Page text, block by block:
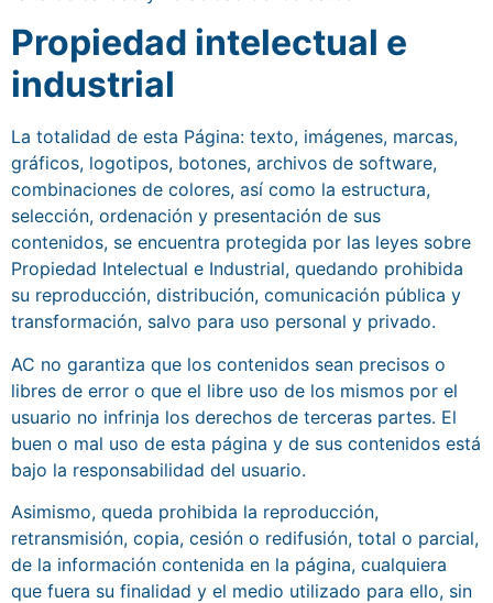
Propiedad intelectual e
industrial
La totalidad de esta Página: texto, imágenes, marcas,
gráficos, logotipos, botones, archivos de software,
combinaciones de colores, así como la estructura,
selección, ordenación y presentación de sus
contenidos, se encuentra protegida por las leyes sobre
Propiedad Intelectual e Industrial, quedando prohibida
su reproducción, distribución, comunicación pública y
transformación, salvo para uso personal y privado.
AC no garantiza que los contenidos sean precisos o
libres de error o que el libre uso de los mismos por el
usuario no infrinja los derechos de terceras partes. El
buen o mal uso de esta página y de sus contenidos está
bajo la responsabilidad del usuario.
Asimismo, queda prohibida la reproducción,
retransmisión, copia, cesión o redifusión, total o parcial,
de la información contenida en la página, cualquiera
que fuera su finalidad y el medio utilizado para ello, sin